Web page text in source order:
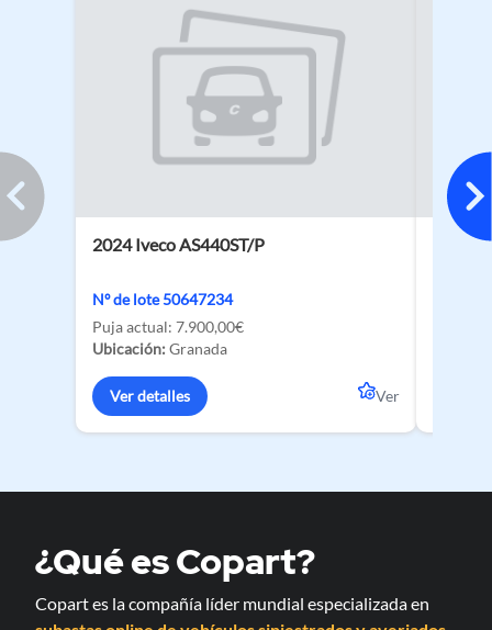
2024 Iveco AS440ST/P
Nº de lote 50647234
Puja actual: 7.900,00€
Ubicación: Granada
Ver detalles Ver
2026
¿Qué es Copart?
Copart es la compañía líder mundial especializada en